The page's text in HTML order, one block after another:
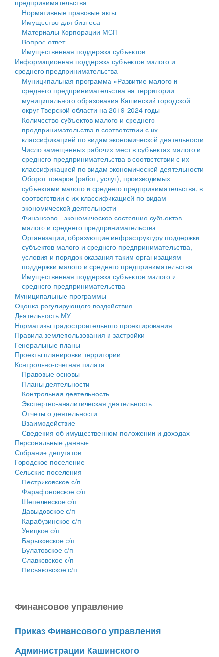
Государственные услуги
Промышленность и АПК
Экономика и бизнес
...
Символика
Устав
Гостям округа
Туризм
Культура
Образование
Здравоохранение
Социальная защита
Фотоальбом
муниципального округа Тверской области
Администрация Кашинского муниципального округа
Тверской области
Управление сельскими территориями
Открытые данные
Работа с обращениями граждан
Муниципальный контроль
Муниципальные услуги
Проекты административных регламентов
Антимонопольный комплаенс
Противодействие коррупции
Финансовое управление
Бюджет для граждан
Имущество
Выявление правообладателей ранее учтенных
объектов недвижимости
Имущественная поддержка субъектов малого и
среднего предпринимательства
Информационная поддержка субъектов малого и
среднего предпринимательства
Муниципальные программы
Контрольно-счетная палата
Персональные данные
Оценка регулирующего воздействия
Деятельность МУ
Нормативы градостроительного проектирования
Правила землепользования и застройки
Генеральные планы
Проекты планировки территории
Собрание депутатов
Городское поселение
Сельские поселения
предпринимательства
Нормативные правовые акты
Имущество для бизнеса
Материалы Корпорации МСП
Вопрос-ответ
Имущественная поддержка субъектов
Информационная поддержка субъектов малого и
среднего предпринимательства
Муниципальная программа «Развитие малого и
среднего предпринимательства на территории
муниципального образования Кашинский городской
округ Тверской области на 2019-2024 годы
Количество субъектов малого и среднего
предпринимательства в соответствии с их
классификацией по видам экономической деятельности
Число замещенных рабочих мест в субъектах малого и
среднего предпринимательства в соответствии с их
классификацией по видам экономической деятельности
Оборот товаров (работ, услуг), производимых
субъектами малого и среднего предпринимательства, в
соответствии с их классификацией по видам
экономической деятельности
Финансово - экономическое состояние субъектов
малого и среднего предпринимательства
Организации, образующие инфраструктуру поддержки
субъектов малого и среднего предпринимательства,
условия и порядок оказания таким организациям
поддержки малого и среднего предпринимательства
Имущественная поддержка субъектов малого и
среднего предпринимательства
Муниципальные программы
Оценка регулирующего воздействия
Деятельность МУ
Нормативы градостроительного проектирования
Правила землепользования и застройки
Генеральные планы
Проекты планировки территории
Контрольно-счетная палата
Правовые основы
Планы деятельности
Контрольная деятельность
Экспертно-аналитическая деятельность
Отчеты о деятельности
Взаимодействие
Сведения об имущественном положении и доходах
Персональные данные
Собрание депутатов
Городское поселение
Сельские поселения
Пестриковское с/п
Фарафоновское с/п
Шепелевское с/п
Давыдовское с/п
Карабузинское с/п
Уницкое с/п
Барыковское с/п
Булатовское с/п
Славковское с/п
Письяковское с/п
Финансовое управление
Приказ Финансового управления
Администрации Кашинского